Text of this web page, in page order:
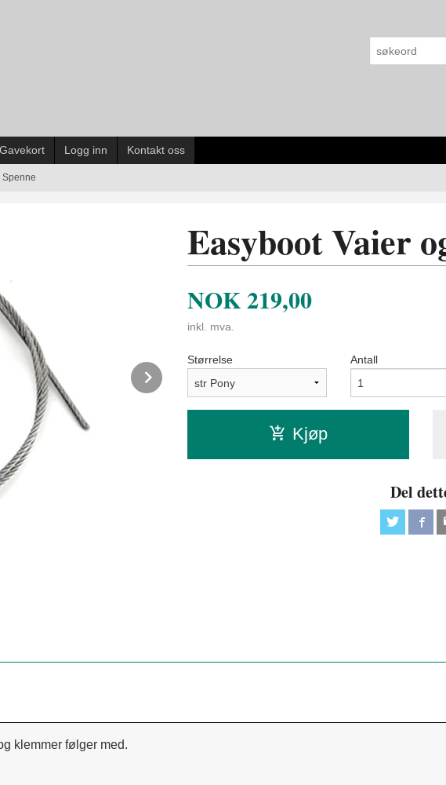
Gavekort Logg inn Kontakt oss
Spenne
Next
Easyboot Vaier
NOK219,00
inkl. mva.
Størrelse Antall
Kjøp
Del
klemmer følger med.